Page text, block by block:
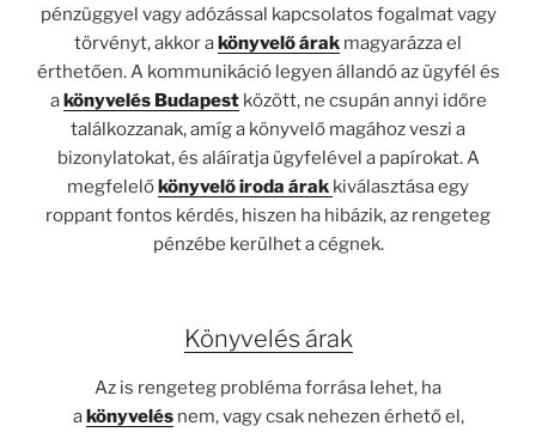
pénzüggyel vagy adózással kapcsolatos fogalmat vagy
törvényt, akkor a könyvelő árak magyarázza el
érthetően. A kommunikáció legyen állandó az ügyfél és
a könyvelés Budapestközött, ne csupán annyi időre
találkozzanak, amíg a könyvelő magához veszi a
bizonylatokat, és aláíratja ügyfelével a papírokat. A
megfelelő könyvelő iroda árak kiválasztása egy
roppant fontos kérdés, hiszen ha hibázik, az rengeteg
pénzébe kerülhet a cégnek.
Könyvelés árak
Az is rengeteg probléma forrása lehet, ha
akönyvelésnem, vagy csak nehezen érhető el,